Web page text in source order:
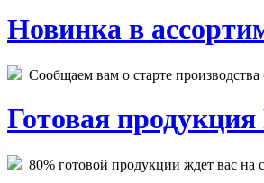
Новинка в
Сообщаем вам о старте
Готовая
80% готовой продукции ждет вас на